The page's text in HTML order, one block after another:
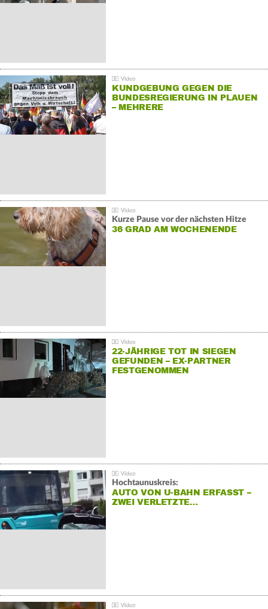
KUNDGEBUNG GEGEN DIE
BUNDESREGIERUNG IN PLAUEN
– MEHRERE
Kurze Pause vor der nächsten Hitze
36 GRAD AM WOCHENENDE
22-JÄHRIGE TOT IN SIEGEN
GEFUNDEN – EX-PARTNER
FESTGENOMMEN
Hochtaunuskreis:
AUTO VON U-BAHN ERFASST –
ZWEI VERLETZTE…